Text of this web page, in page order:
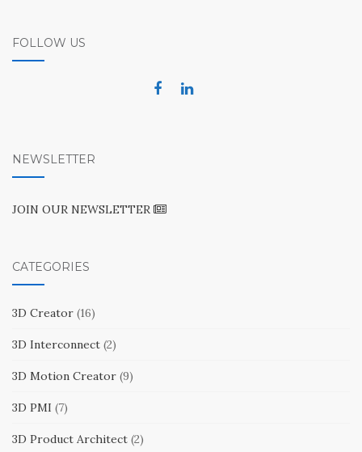
FOLLOW US
NEWSLETTER
JOIN OUR NEWSLETTER
CATEGORIES
3D Creator (16)
3D Interconnect (2)
3D Motion Creator (9)
3D PMI (7)
3D Product Architect (2)